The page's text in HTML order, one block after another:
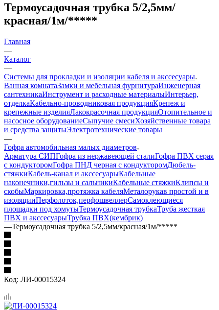
Термоусадочная трубка 5/2,5мм/
красная/1м/*****
Главная
—
Каталог
—
Системы для прокладки и изоляции кабеля и акссесуары
Ванная комнатаЗамки и мебельная фурнитураИнженерная
сантехникаИнструмент и расходные материалыИнтерьер,
отделкаКабельно-проводниковая продукцияКрепеж и
крепежные изделияЛакокрасочная продукцияОтопительное и
насосное оборудованиеСыпучие смесиХозяйственные товара
и средства защитыЭлектротехнические товары
—
Гофра автомобильная малых диаметров
Арматура СИПГофра из нержавеющей сталиГофра ПВХ серая
с кондукторомГофра ПНД черная с кондукторомДюбель-
стяжкиКабель-канал и акссесуарыКабельные
наконечники,гильзы и сальникиКабельные стяжкиКлипсы и
скобыМаркировка,протяжка кабеляМеталорукав простой и в
изоляцииПерфолоток,перфошвеллерСамоклеющиеся
площадки под хомутыТермоусадочная трубкаТруба жесткая
ПВХ и акссесуарыТрубка ПВХ(кембрик)
—Термоусадочная трубка 5/2,5мм/красная/1м/*****
Код: ЛИ-00015324